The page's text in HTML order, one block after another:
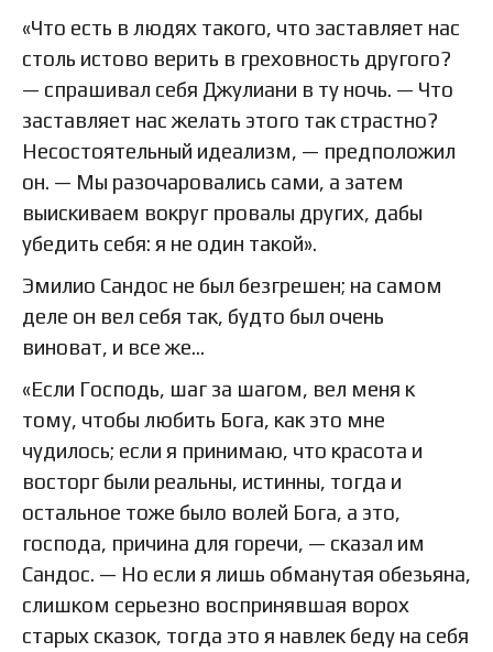
«Что есть в людях такого, что заставляет нас
столь истово верить в греховность другого?
— спрашивал себя Джулиани в ту ночь. — Что
заставляет нас желать этого так страстно?
Несостоятельный идеализм, — предположил
он. — Мы разочаровались сами, а затем
выискиваем вокруг провалы других, дабы
убедить себя: я не один такой».
Эмилио Сандос не был безгрешен; на самом
деле он вел себя так, будто был очень
виноват, и все же…
«Если Господь, шаг за шагом, вел меня к
тому, чтобы любить Бога, как это мне
чудилось; если я принимаю, что красота и
восторг были реальны, истинны, тогда и
остальное тоже было волей Бога, а это,
господа, причина для горечи, — сказал им
Сандос. — Но если я лишь обманутая обезьяна,
слишком серьезно воспринявшая ворох
старых сказок, тогда это я навлек беду на себя